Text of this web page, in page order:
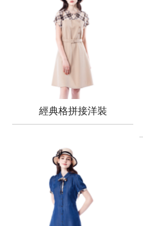
經典格拼接洋裝